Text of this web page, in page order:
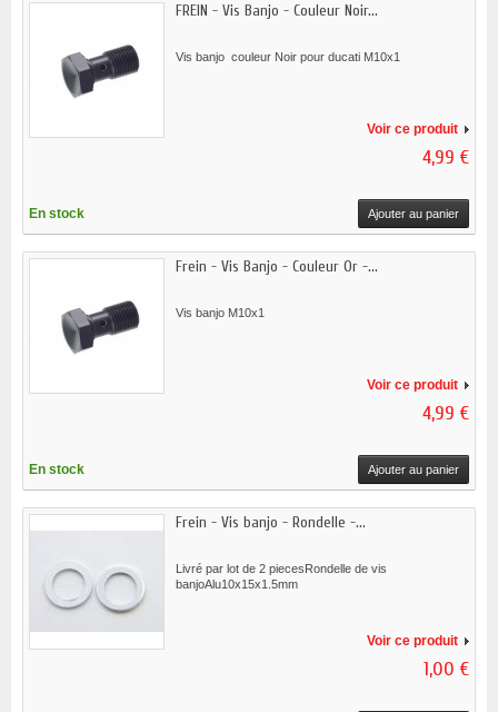
FREIN - Vis Banjo - Couleur Noir...
Vis banjo couleur Noir pour ducati M10x1
Voir ce produit
4,99 €
En stock Ajouter au panier
Frein - Vis Banjo - Couleur Or -...
Vis banjo M10x1
Voir ce produit
4,99 €
En stock Ajouter au panier
Frein - Vis banjo - Rondelle -...
Livré par lot de 2 piecesRondelle de vis
banjoAlu10x15x1.5mm
Voir ce produit
1,00 €